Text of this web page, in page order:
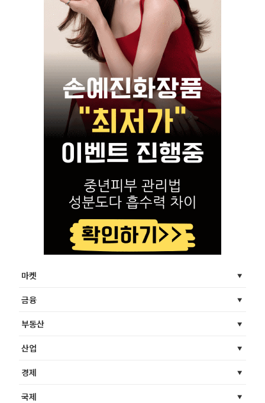
마켓
금융
부동산
산업
경제
국제